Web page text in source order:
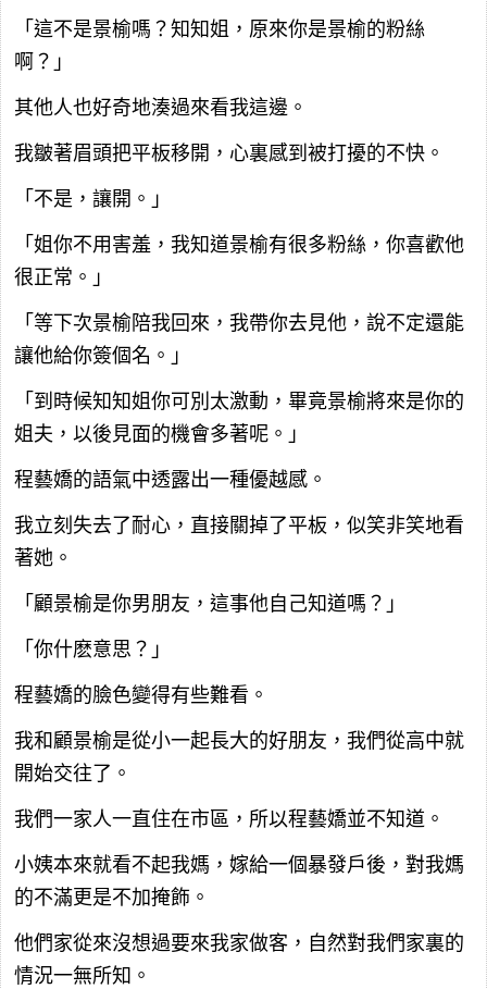
「這不是景榆嗎？知知姐，原來你是景榆的粉絲
啊？」
其他人也好奇地湊過來看我這邊。
我皺著眉頭把平板移開，心裏感到被打擾的不快。
「不是，讓開。」
「姐你不用害羞，我知道景榆有很多粉絲，你喜歡他
很正常。」
「等下次景榆陪我回來，我帶你去見他，說不定還能
讓他給你簽個名。」
「到時候知知姐你可別太激動，畢竟景榆將來是你的
姐夫，以後見面的機會多著呢。」
程藝嬌的語氣中透露出一種優越感。
我立刻失去了耐心，直接關掉了平板，似笑非笑地看
著她。
「顧景榆是你男朋友，這事他自己知道嗎？」
「你什麽意思？」
程藝嬌的臉色變得有些難看。
我和顧景榆是從小一起長大的好朋友，我們從高中就
開始交往了。
我們一家人一直住在市區，所以程藝嬌並不知道。
小姨本來就看不起我媽，嫁給一個暴發戶後，對我媽
的不滿更是不加掩飾。
他們家從來沒想過要來我家做客，自然對我們家裏的
情況一無所知。